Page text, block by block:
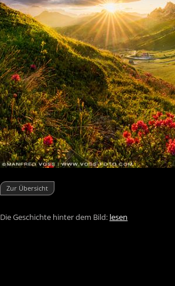
Zur Übersicht
Die Geschichte hinter dem Bild: lesen